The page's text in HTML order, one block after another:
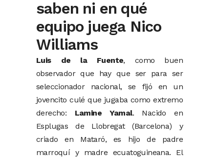
saben ni en qué
equipo juega Nico
Williams
Luis de la Fuente, como buen
observador que hay que ser para ser
seleccionador nacional, se fijó en un
jovencito culé que jugaba como extremo
derecho: Lamine Yamal. Nacido en
Esplugas de Llobregat (Barcelona) y
criado en Mataró, es hijo de padre
marroquí y madre ecuatoguineana. El